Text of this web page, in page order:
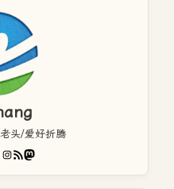
头/爱好折腾
Instagram
RSS FeedMastodon